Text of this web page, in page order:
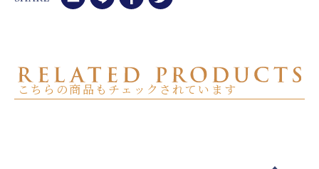
こちらの商品もチェックされています